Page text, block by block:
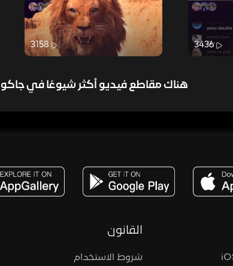
3436
3158
هناك مقاطع فيديو أكثر شيوعًا في جاكو
القانون
شروط الاستخدام